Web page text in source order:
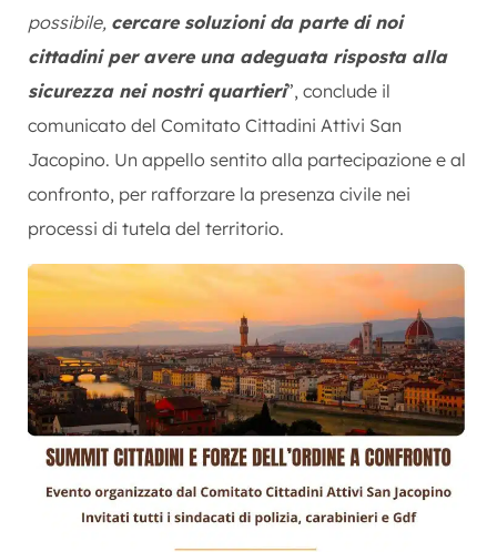
possibile, cercare soluzioni da parte di noi
cittadini per avere una adeguata risposta alla
sicurezza nei nostri quartieri”, conclude il
comunicato del Comitato Cittadini Attivi San
Jacopino. Un appello sentito alla partecipazione e al
confronto, per rafforzare la presenza civile nei
processi di tutela del territorio.